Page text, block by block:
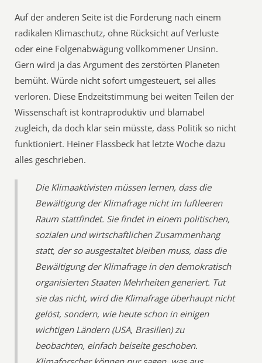
Auf der anderen Seite ist die Forderung nach einem
radikalen Klimaschutz, ohne Rücksicht auf Verluste
oder eine Folgenabwägung vollkommener Unsinn.
Gern wird ja das Argument des zerstörten Planeten
bemüht. Würde nicht sofort umgesteuert, sei alles
verloren. Diese Endzeitstimmung bei weiten Teilen der
Wissenschaft ist kontraproduktiv und blamabel
zugleich, da doch klar sein müsste, dass Politik so nicht
funktioniert. Heiner Flassbeck hat letzte Woche dazu
alles geschrieben.
Die Klimaaktivisten müssen lernen, dass die
Bewältigung der Klimafrage nicht im luftleeren
Raum stattfindet. Sie findet in einem politischen,
sozialen und wirtschaftlichen Zusammenhang
statt, der so ausgestaltet bleiben muss, dass die
Bewältigung der Klimafrage in den demokratisch
organisierten Staaten Mehrheiten generiert. Tut
sie das nicht, wird die Klimafrage überhaupt nicht
gelöst, sondern, wie heute schon in einigen
wichtigen Ländern (USA, Brasilien) zu
beobachten, einfach beiseite geschoben.